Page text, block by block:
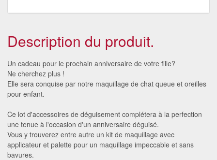
Description du produit.
Un cadeau pour le prochain anniversaire de votre fille?
Ne cherchez plus !
Elle sera conquise par notre maquillage de chat queue et oreilles
pour enfant.
Ce lot d'accessoires de déguisement complétera à la perfection
une tenue à l'occasion d'un anniversaire déguisé.
Vous y trouverez entre autre un kit de maquillage avec
applicateur et palette pour un maquillage impeccable et sans
bavures.